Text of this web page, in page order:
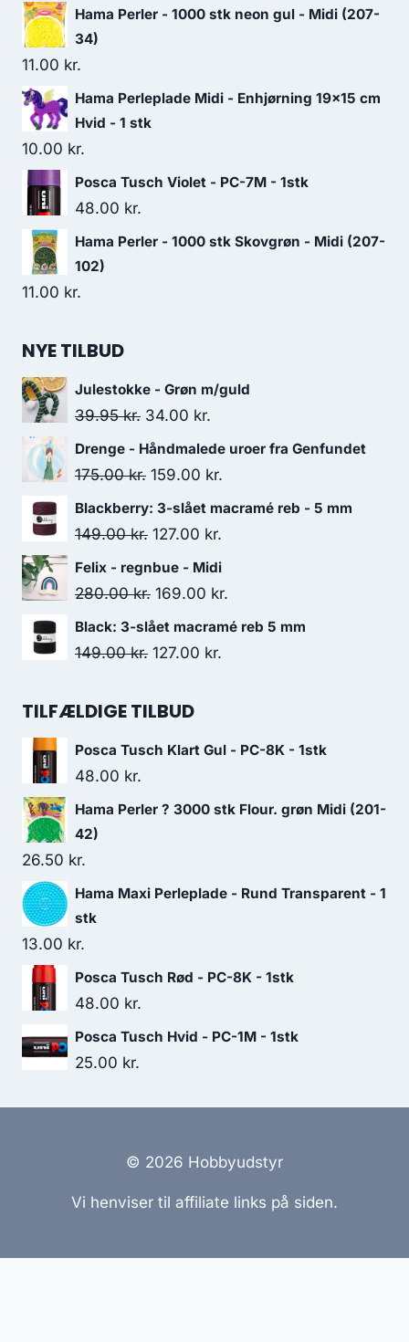
Hama Perler - 1000 stk neon gul - Midi (207-
34)
11.00 kr.
Hama Perleplade Midi - Enhjørning 19x15 cm
Hvid - 1 stk
10.00 kr.
Posca Tusch Violet - PC-7M - 1stk
48.00 kr.
Hama Perler - 1000 stk Skovgrøn - Midi (207-
102)
11.00 kr.
NYE TILBUD
Julestokke - Grøn m/guld
39.95kr. 34.00 kr.
Drenge - Håndmalede uroer fra Genfundet
175.00kr. 159.00 kr.
Blackberry: 3-slået macramé reb - 5 mm
149.00kr. 127.00 kr.
Felix - regnbue - Midi
280.00kr. 169.00 kr.
Black: 3-slået macramé reb 5 mm
149.00kr. 127.00 kr.
TILFÆLDIGE TILBUD
Posca Tusch Klart Gul - PC-8K - 1stk
48.00 kr.
Hama Perler ? 3000 stk Flour. grøn Midi (201-
42)
26.50 kr.
Hama Maxi Perleplade - Rund Transparent - 1
stk
13.00 kr.
Posca Tusch Rød - PC-8K - 1stk
48.00 kr.
Posca Tusch Hvid - PC-1M - 1stk
25.00 kr.
© 2026 Hobbyudstyr
Vi henviser til affiliate links på siden.